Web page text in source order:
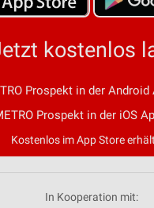
kostenlos
Prospekt in der Android
Prospekt in der iOS
Kostenlos im App Store
In Kooperation mit: